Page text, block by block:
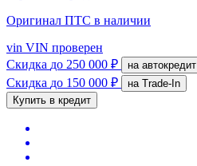
Оригинал ПТС в наличии
vin VIN проверен
Скидка до 250 000 ₽ на автокредит
Скидка до 150 000 ₽
на Trade-In
Купить в кредит